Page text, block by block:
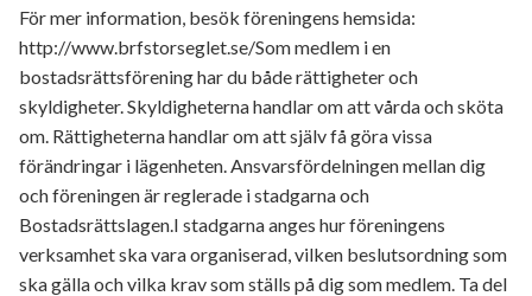
För mer information, besök föreningens hemsida:
http://www.brfstorseglet.se/Som medlem i en
bostadsrättsförening har du både rättigheter och
skyldigheter. Skyldigheterna handlar om att vårda och sköta
om. Rättigheterna handlar om att själv få göra vissa
förändringar i lägenheten. Ansvarsfördelningen mellan dig
och föreningen är reglerade i stadgarna och
Bostadsrättslagen.I stadgarna anges hur föreningens
verksamhet ska vara organiserad, vilken beslutsordning som
ska gälla och vilka krav som ställs på dig som medlem. Ta del